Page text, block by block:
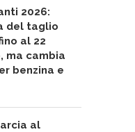
2026:
del taglio
al 22
ma cambia
benzina e
al